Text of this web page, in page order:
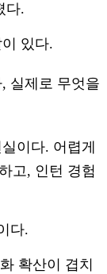
다.
있다.
실제로 무엇을
이다. 어렵게
고, 인턴 경험
다.
확산이 겹치